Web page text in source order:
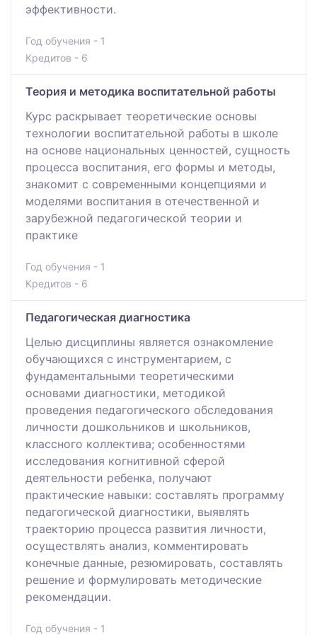
эффективности.
Год обучения - 1
Кредитов - 6
Теория и методика воспитательной работы
Курс раскрывает теоретические основы
технологии воспитательной работы в школе
на основе национальных ценностей, сущность
процесса воспитания, его формы и методы,
знакомит с современными концепциями и
моделями воспитания в отечественной и
зарубежной педагогической теории и
практике
Год обучения - 1
Кредитов - 6
Педагогическая диагностика
Целью дисциплины является ознакомление
обучающихся с инструментарием, с
фундаментальными теоретическими
основами диагностики, методикой
проведения педагогического обследования
личности дошкольников и школьников,
классного коллектива; особенностями
исследования когнитивной сферой
деятельности ребенка, получают
практические навыки: составлять программу
педагогической диагностики, выявлять
траекторию процесса развития личности,
осуществлять анализ, комментировать
конечные данные, резюмировать, составлять
решение и формулировать методические
рекомендации.
Год обучения - 1